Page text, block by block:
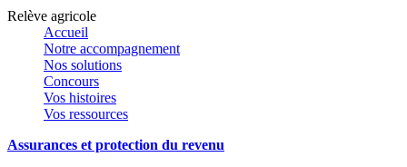
Relève agricole
Accueil
Notre accompagnement
Nos solutions
Concours
Vos histoires
Vos ressources
Assurances et protection du revenu